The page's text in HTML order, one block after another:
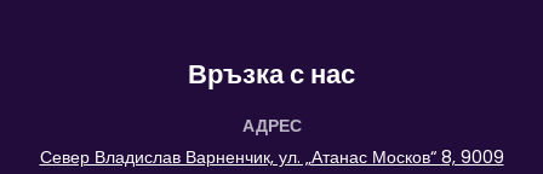
Връзка с нас
АДРЕС
Север Владислав Варненчик, ул. „Атанас Москов“ 8, 9009